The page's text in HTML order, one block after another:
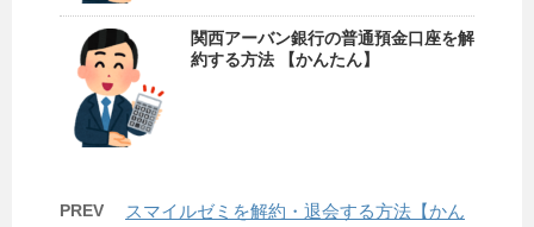
関西アーバン銀行の普通預金口座を解
約する方法 【かんたん】
PREV
スマイルゼミを解約・退会する方法【かん